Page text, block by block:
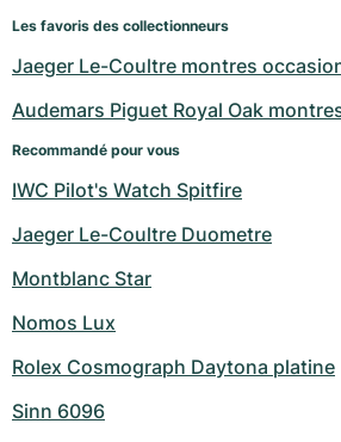
Les favoris des collectionneurs
Jaeger Le-Coultre montres
Audemars Piguet Royal Oak
Recommandé pour vous
IWC Pilot's Watch Spitfire
Jaeger Le-Coultre Duometre
Montblanc Star
Nomos Lux
Rolex Cosmograph Daytona platine
Sinn 6096